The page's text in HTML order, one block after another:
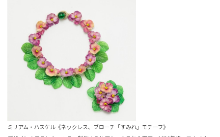
ミリアム・ハスケル《ネックレス、ブローチ「すみれ」モチーフ》